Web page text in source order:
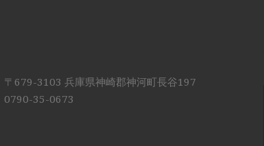
〒679-3103 兵庫県神崎郡神河町長谷197
0790-35-0673